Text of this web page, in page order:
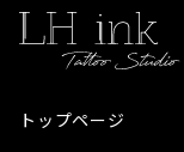
トップページ